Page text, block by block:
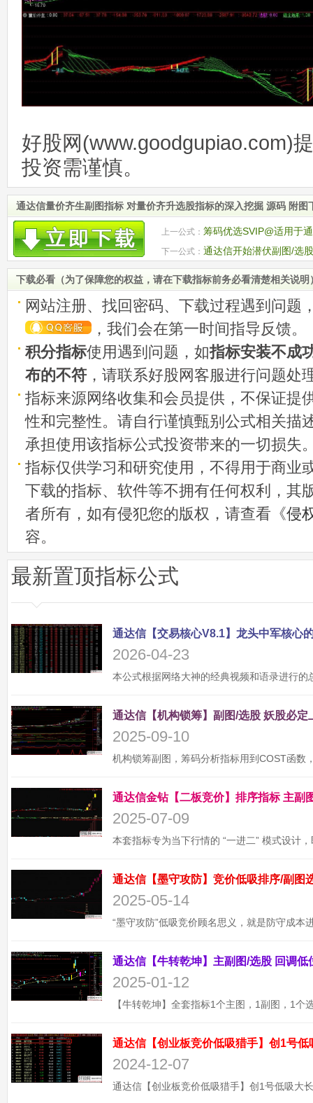
好股网(www.goodgupiao.com)
投资需谨慎。
通达信量价齐生副图指标 对量价齐升选股指标的深入挖掘 源码 附图
上一公式： 筹码优选SVIP@适用于
下一公式： 通达信开始潜伏副图/选
下载必看（为了保障您的权益，请在下载指标前务必看清楚相关说明
网站注册、找回密码、下载过程遇到问题
，我们会在第一时间指导反馈。
积分指标使用遇到问题，如指标安装不成
布的不符 ，请联系好股网客服进行问题处
指标来源网络收集和会员提供，不保证提
性和完整性。请自行谨慎甄别公式相关描
承担使用该指标公式投资带来的一切损失
指标仅供学习和研究使用，不得用于商业
下载的指标、软件等不拥有任何权利，其
者所有，如有侵犯您的版权，请查看《侵
容。
最新置顶指标公式
2026-04-23
2025-09-10
2025-07-09
2025-05-14
2025-01-12
通达信【创业板竞价低吸猎手】创1号
2024-12-07